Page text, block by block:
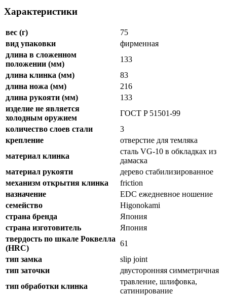
Характеристики
вес (г)
75
вид упаковки
фирменная
длина в сложенном
положении (мм)
133
длина клинка (мм)
83
длина ножа (мм)
216
длина рукояти (мм)
133
изделие не является
холодным оружием
ГОСТ P 51501-99
количество слоев стали
3
крепление
отверстие для темляка
материал клинка
сталь VG-10 в обкладках из
дамаска
материал рукояти
дерево стабилизированное
механизм открытия клинка
friction
назначение
EDC ежедневное ношение
семейство
Higonokami
страна бренда
Япония
страна изготовитель
Япония
твердость по шкале Роквелла
(HRC)
61
тип замка
slip joint
тип заточки
двусторонняя симметричная
тип обработки клинка
травление, шлифовка,
сатинирование